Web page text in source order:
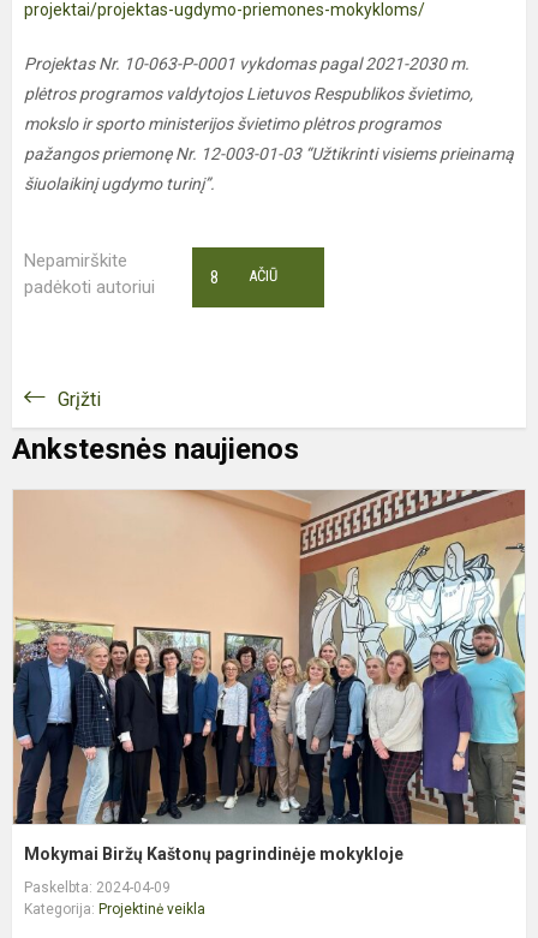
projektai/projektas-ugdymo-priemones-mokykloms/
Projektas Nr. 10-063-P-0001 vykdomas pagal 2021-2030 m.
plėtros programos valdytojos Lietuvos Respublikos švietimo,
mokslo ir sporto ministerijos švietimo plėtros programos
pažangos priemonę Nr. 12-003-01-03 “Užtikrinti visiems prieinamą
šiuolaikinį ugdymo turinį”.
Nepamirškite
padėkoti autoriui
AČIŪ
8
Grįžti
Ankstesnės naujienos
Mokymai Biržų Kaštonų pagrindinėje mokykloje
Paskelbta: 2024-04-09
Kategorija: Projektinė veikla